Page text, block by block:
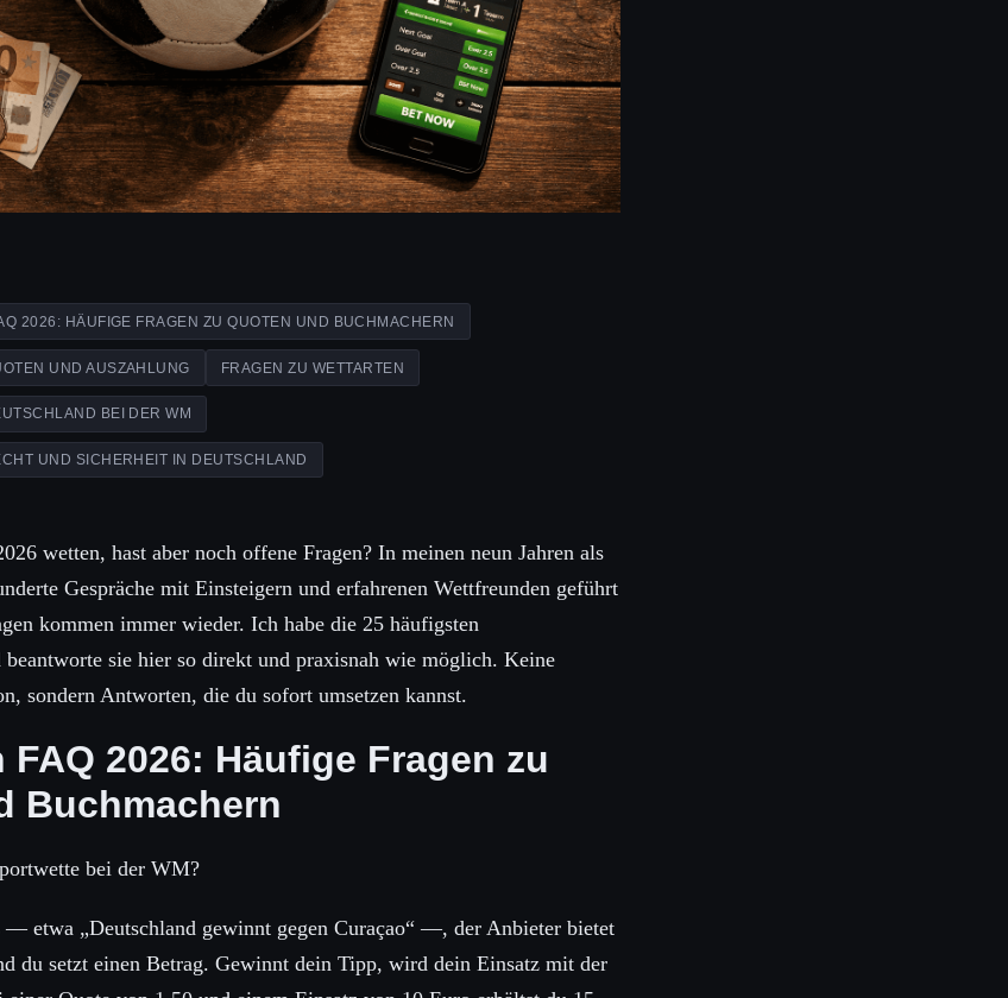
2026: HÄUFIGE FRAGEN ZU QUOTEN UND BUCHMACHERN
UND AUSZAHLUNG FRAGEN ZU WETTARTEN
BEI DER WM
UND SICHERHEIT IN DEUTSCHLAND
wetten, hast aber noch offene Fragen? In meinen neun Jahren als
Gespräche mit Einsteigern und erfahrenen Wettfreunden geführt
kommen immer wieder. Ich habe die 25 häufigsten
beantworte sie hier so direkt und praxisnah wie möglich. Keine
sondern Antworten, die du sofort umsetzen kannst.
FAQ 2026: Häufige Fragen zu
Buchmachern
bei der WM?
etwa „Deutschland gewinnt gegen Curaçao“ —, der Anbieter bietet
du setzt einen Betrag. Gewinnt dein Tipp, wird dein Einsatz mit der